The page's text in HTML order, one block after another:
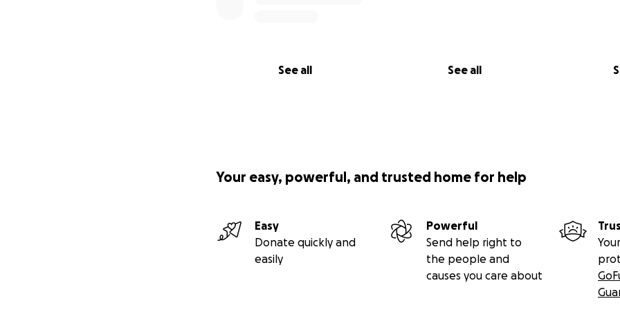
See all See all
Your easy, powerful, and trusted home for help
Easy
Donate quickly and
easily
Powerful
Send help right to
the people and
causes you care about